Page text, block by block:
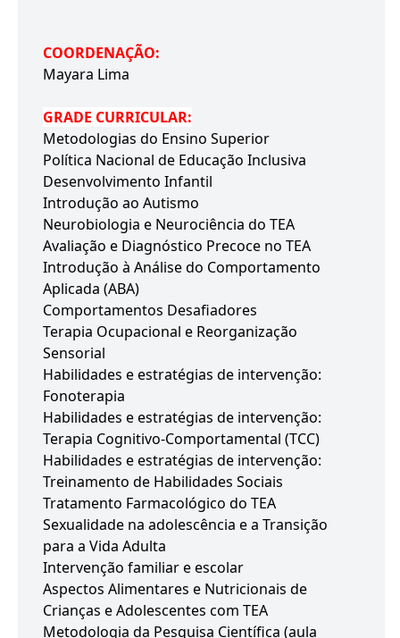
COORDENAÇÃO:
Mayara Lima
GRADE CURRICULAR:
Metodologias do Ensino Superior
Política Nacional de Educação Inclusiva
Desenvolvimento Infantil
Introdução ao Autismo
Neurobiologia e Neurociência do TEA
Avaliação e Diagnóstico Precoce no TEA
Introdução à Análise do Comportamento
Aplicada (ABA)
Comportamentos Desafiadores
Terapia Ocupacional e Reorganização
Sensorial
Habilidades e estratégias de intervenção:
Fonoterapia
Habilidades e estratégias de intervenção:
Terapia Cognitivo-Comportamental (TCC)
Habilidades e estratégias de intervenção:
Treinamento de Habilidades Sociais
Tratamento Farmacológico do TEA
Sexualidade na adolescência e a Transição
para a Vida Adulta
Intervenção familiar e escolar
Aspectos Alimentares e Nutricionais de
Crianças e Adolescentes com TEA
Metodologia da Pesquisa Científica (aula